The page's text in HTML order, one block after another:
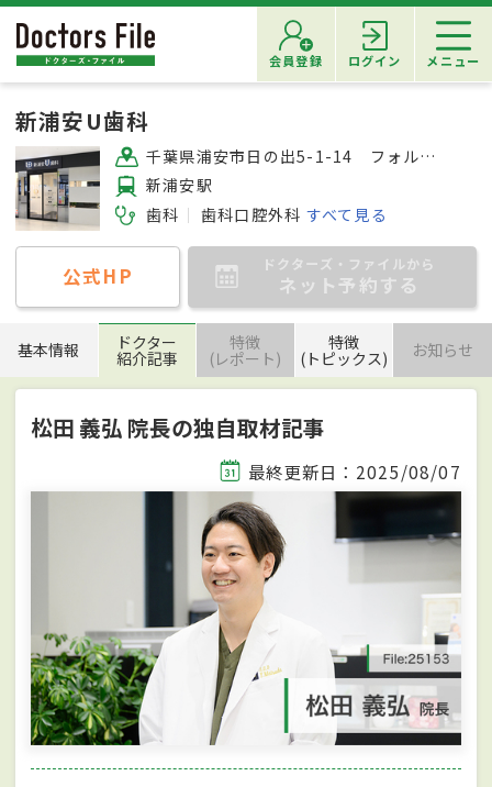
会員登録 ログイン メニュー
新浦安U歯科
千葉県浦安市日の出5-1-14 フォルテ新浦安2F
新浦安駅
歯科
歯科口腔外科 すべて見る
公式HP ドクターズ・ファイルから
ネット予約する
基本情報 ドクター
紹介記事
特徴
(レポート)
特徴
(トピックス) お知らせ
松田 義弘 院長の独自取材記事
最終更新日：2025/08/07